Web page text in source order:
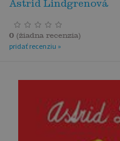
0 (žiadna recenzia)
pridať recenziu »